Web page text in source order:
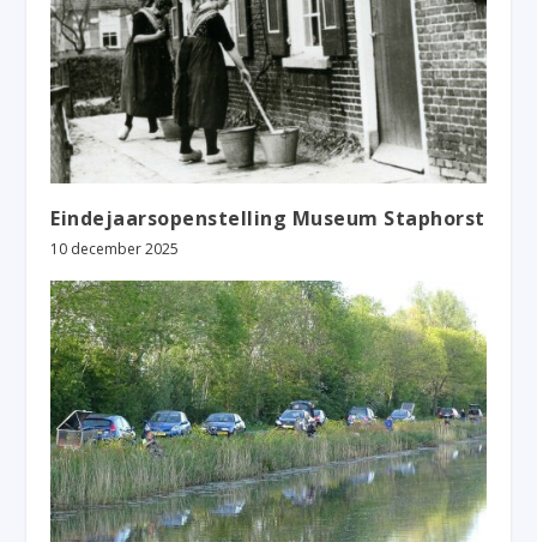
Eindejaarsopenstelling Museum Staphorst
10 december 2025